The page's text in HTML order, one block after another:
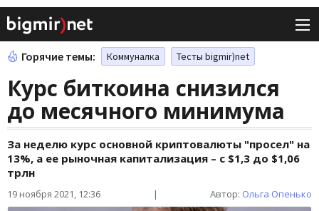
Горячие темы: Коммуналка Тесты bigmir)net
Курс биткоина снизился
до месячного минимума
За неделю курс основной криптовалюты "просел" на
13%, а ее рыночная капитализация – с $1,3 до $1,06
трлн
19 ноября 2021, 12:36 | Автор: Ольга Опенько